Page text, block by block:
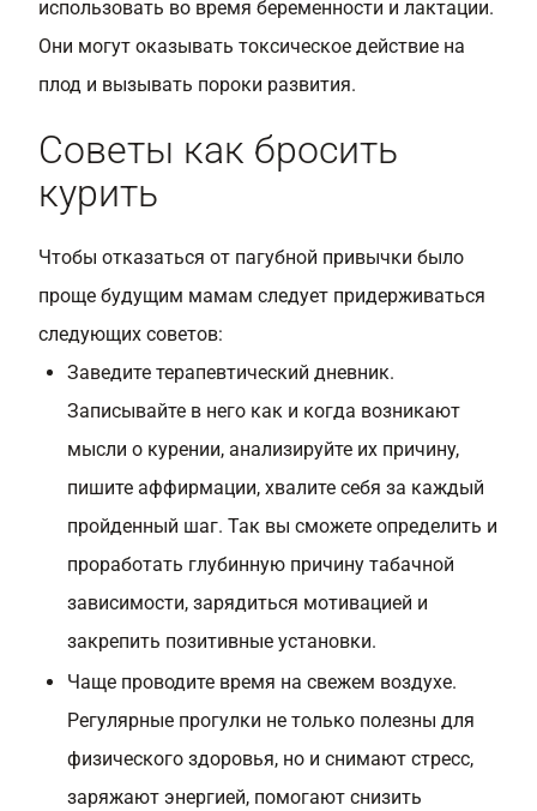
использовать во время беременности и лактации.
Они могут оказывать токсическое действие на
плод и вызывать пороки развития.
Советы как бросить
курить
Чтобы отказаться от пагубной привычки было
проще будущим мамам следует придерживаться
следующих советов:
Заведите терапевтический дневник.
Записывайте в него как и когда возникают
мысли о курении, анализируйте их причину,
пишите аффирмации, хвалите себя за каждый
пройденный шаг. Так вы сможете определить и
проработать глубинную причину табачной
зависимости, зарядиться мотивацией и
закрепить позитивные установки.
Чаще проводите время на свежем воздухе.
Регулярные прогулки не только полезны для
физического здоровья, но и снимают стресс,
заряжают энергией, помогают снизить